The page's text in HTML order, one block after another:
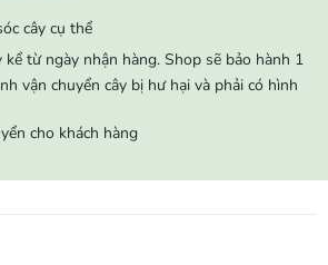
cây cụ thể
từ ngày nhận hàng. Shop sẽ bảo hành 1
vận chuyển cây bị hư hại và phải có hình
cho khách hàng